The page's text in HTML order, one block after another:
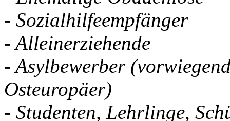
- Sozialhilfeempfänger
- Alleinerziehende
- Asylbewerber
Osteuropäer)
- Studenten, Lehrlinge,